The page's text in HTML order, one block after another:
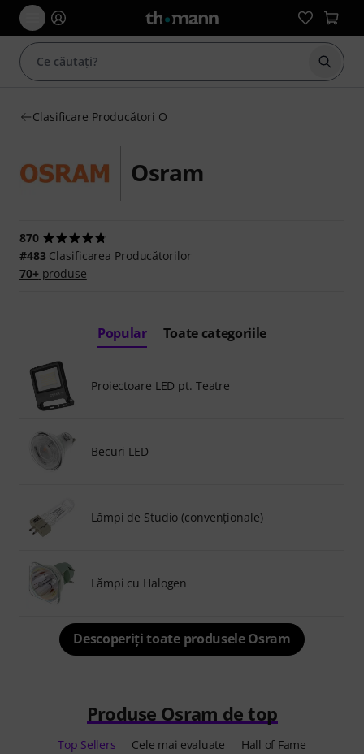
Clasificare Producători O
Osram
870
#483Clasificarea Producătorilor
70+produse
Popular Toate categoriile
Proiectoare LED pt. Teatre
Becuri LED
Lămpi de Studio (convenționale)
Lămpi cu Halogen
Descoperiți toate produsele Osram
Produse Osram de top
Top Sellers Cele mai evaluate Hall of Fame